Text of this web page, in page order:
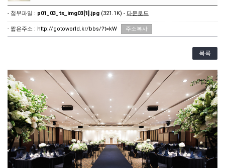
- 첨부파일 : p01_03_ts_img03[1].jpg (321.1K) - 다운로드
- 짧은주소 : http://gotoworld.kr/bbs/?t=kW 주소복사
목록